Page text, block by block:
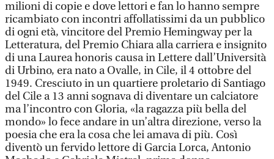
milioni di copie e dove lettori e fan lo hanno sempre
ricambiato con incontri affollatissimi da un pubblico
di ogni età, vincitore del Premio Hemingway per la
Letteratura, del Premio Chiara alla carriera e insignito
di una Laurea honoris causa in Lettere dall’Università
di Urbino, era nato a Ovalle, in Cile, il 4 ottobre del
1949. Cresciuto in un quartiere proletario di Santiago
del Cile a 13 anni sognava di diventare un calciatore
ma l’incontro con Gloria, «la ragazza più bella del
mondo» lo fece andare in un’altra direzione, verso la
poesia che era la cosa che lei amava di più. Così
diventò un fervido lettore di Garcia Lorca, Antonio